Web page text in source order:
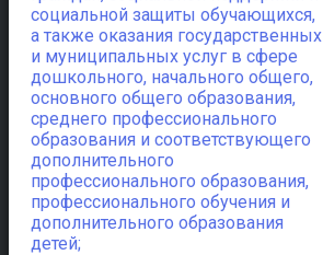
социальной защиты обучающихся,
а также оказания государственных
и муниципальных услуг в сфере
дошкольного, начального общего,
основного общего образования,
среднего профессионального
образования и соответствующего
дополнительного
профессионального образования,
профессионального обучения и
дополнительного образования
детей;